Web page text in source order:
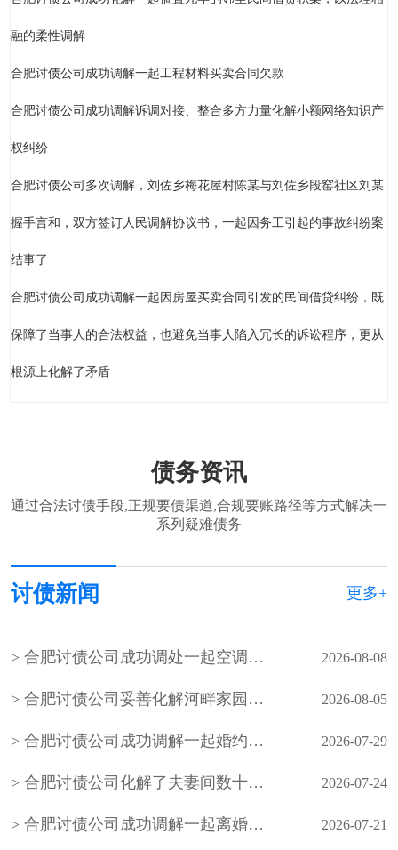
融的柔性调解
合肥讨债公司成功调解一起工程材料买卖合同欠款
合肥讨债公司成功调解诉调对接、整合多方力量化解小额网络知识产
权纠纷
合肥讨债公司多次调解，刘佐乡梅花屋村陈某与刘佐乡段窑社区刘某
握手言和，双方签订人民调解协议书，一起因务工引起的事故纠纷案
结事了
合肥讨债公司成功调解一起因房屋买卖合同引发的民间借贷纠纷，既
保障了当事人的合法权益，也避免当事人陷入冗长的诉讼程序，更从
根源上化解了矛盾
债务资讯
通过合法讨债手段,正规要债渠道,合规要账路径等方式解决一
系列疑难债务
讨债新闻 更多+
合肥讨债公司成功调处一起空调外机噪音邻里纠纷 2026-08-08
合肥讨债公司妥善化解河畔家园小区业主因入户管控、物业服务争议引发的物业费拒缴纠纷 2026-08-05
合肥讨债公司成功调解一起婚约财产纠纷案件，在承办法官的耐心调解下，双方当事人自愿达成调解协议，有效化解了矛盾纠纷 2026-07-29
合肥讨债公司化解了夫妻间数十年的积怨，也让老年夫妻懂得包容与沟通的重要性，用柔性调解守护晚年婚姻温情 2026-07-24
合肥讨债公司成功调解一起离婚案件，原告起诉要求与被告离婚并要求被告返还彩礼1万元 2026-07-21